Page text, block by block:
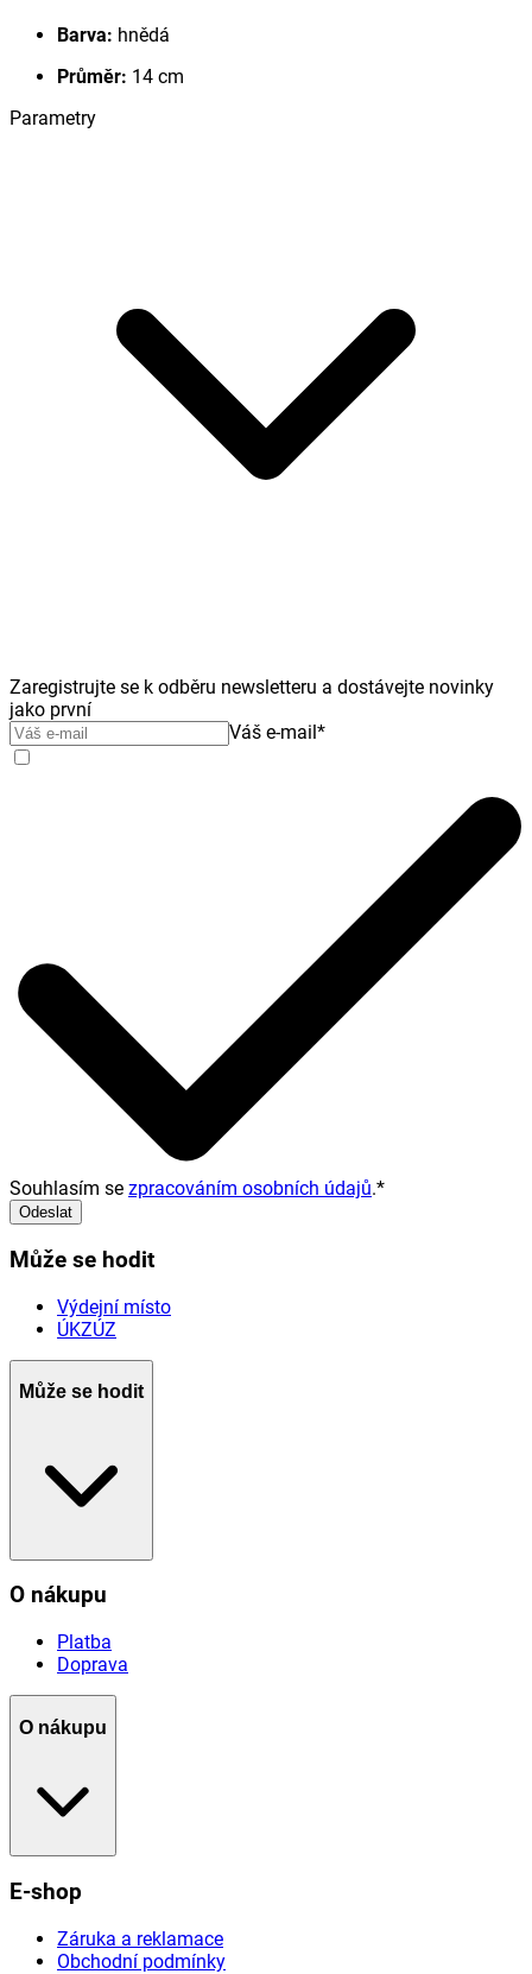
Barva: hnědá
Průměr: 14 cm
Parametry
Zaregistrujte se k odběru newsletteru a dostávejte novinky
jako první
Váš e-mail*
Souhlasím se zpracováním osobních údajů.*
Odeslat
Může se hodit
Výdejní místo
ÚKZÚZ
Může se hodit
O nákupu
Platba
Doprava
O nákupu
E-shop
Záruka a reklamace
Obchodní podmínky